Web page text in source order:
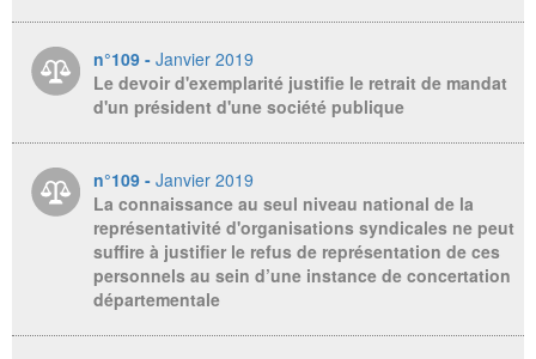
n°109 - Janvier 2019
Le devoir d'exemplarité justifie le retrait de mandat
d'un président d'une société publique
n°109 - Janvier 2019
La connaissance au seul niveau national de la
représentativité d'organisations syndicales ne peut
suffire à justifier le refus de représentation de ces
personnels au sein d’une instance de concertation
départementale